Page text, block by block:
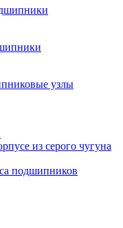
узлы
из серого чугуна
подшипников